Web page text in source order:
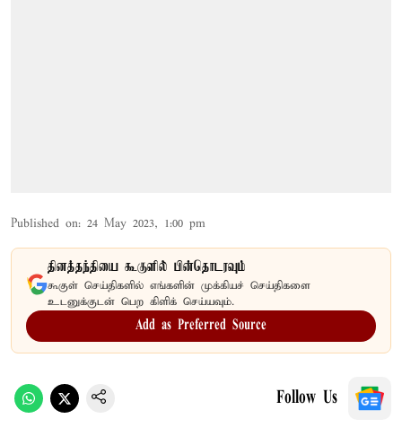
Published on: 24 May 2023, 1:00 pm
தினத்தந்தியை கூகுளில் பின்தொடரவும்
கூகுள் செய்திகளில் எங்களின் முக்கியச் செய்திகளை
உடனுக்குடன் பெற கிளிக் செய்யவும்.
Add as Preferred Source
Follow Us